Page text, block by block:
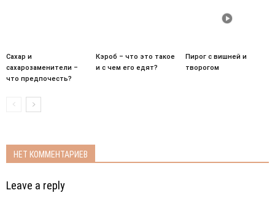
Сахар и
сахарозаменители –
что предпочесть?
Кэроб – что это такое
и с чем его едят?
Пирог с вишней и
творогом
НЕТ КОММЕНТАРИЕВ
Leave a reply